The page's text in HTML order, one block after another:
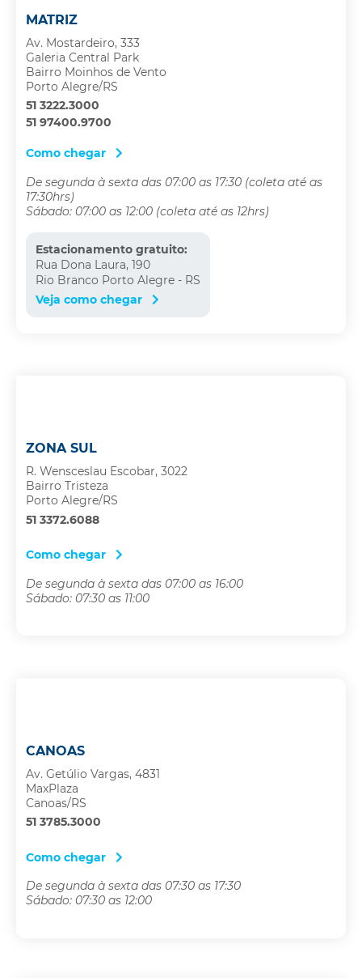
MATRIZ
Av. Mostardeiro, 333
Galeria Central Park
Bairro Moinhos de Vento
Porto Alegre/RS
51 3222.3000
51 97400.9700
Como chegar
De segunda à sexta das 07:00 as 17:30 (coleta até as
17:30hrs)
Sábado: 07:00 as 12:00 (coleta até as 12hrs)
Estacionamento gratuito:
Rua Dona Laura, 190
Rio Branco Porto Alegre - RS
Veja como chegar
ZONA SUL
R. Wensceslau Escobar, 3022
Bairro Tristeza
Porto Alegre/RS
51 3372.6088
Como chegar
De segunda à sexta das 07:00 as 16:00
Sábado: 07:30 as 11:00
CANOAS
Av. Getúlio Vargas, 4831
MaxPlaza
Canoas/RS
51 3785.3000
Como chegar
De segunda à sexta das 07:30 as 17:30
Sábado: 07:30 as 12:00